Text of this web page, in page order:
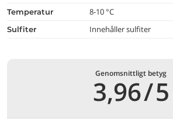
temperatur 8-10 °C
Sulfiter Innehåller sulfiter
Genomsnittligt betyg
3,96/5